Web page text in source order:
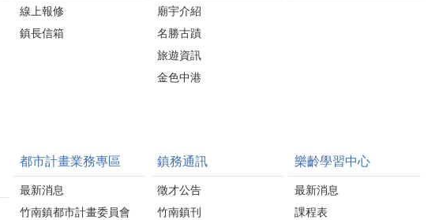
線上報修
鎮長信箱
廟宇介紹
名勝古蹟
旅遊資訊
金色中港
都市計畫業務專區
最新消息
竹南鎮都市計畫委員會
鎮務通訊
徵才公告
竹南鎮刊
樂齡學習中心
最新消息
課程表